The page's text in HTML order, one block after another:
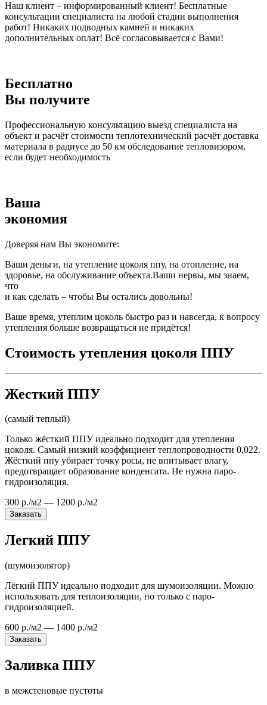
Наш клиент – информированный клиент! Бесплатные
консультации специалиста на любой стадии выполнения
работ! Никаких подводных камней и никаких
дополнительных оплат! Всё согласовывается с Вами!
Бесплатно
Вы получите
Профессиональную консультацию выезд специалиста на
объект и расчёт стоимости теплотехнический расчёт доставка
материала в радиусе до 50 км обследование тепловизором,
если будет необходимость
Ваша
экономия
Доверяя нам Вы экономите:
Ваши деньги, на утепление цоколя ппу, на отопление, на
здоровье, на обслуживание объекта.Ваши нервы, мы знаем,
что
и как сделать – чтобы Вы остались довольны!
Ваше время, утеплим цоколь быстро раз и навсегда, к вопросу
утепления больше возвращаться не придётся!
Стоимость утепления цоколя ППУ
Жесткий ППУ
(самый теплый)
Только жёсткий ППУ идеально подходит для утепления
цоколя. Самый низкий коэффициент теплопроводности 0,022.
Жёсткий ппу убирает точку росы, не впитывает влагу,
предотвращает образование конденсата. Не нужна паро-
гидроизоляция.
300 р./м2 — 1200 р./м2
Заказать
Легкий ППУ
(шумоизолятор)
Лёгкий ППУ идеально подходит для шумоизоляции. Можно
использовать для теплоизоляции, но только с паро-
гидроизоляцией.
600 р./м2 — 1400 р./м2
Заказать
Заливка ППУ
в межстеновые пустоты